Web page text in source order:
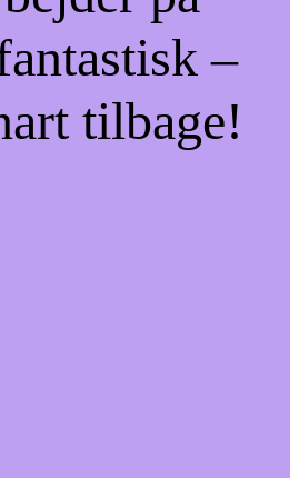
–
tilbage!